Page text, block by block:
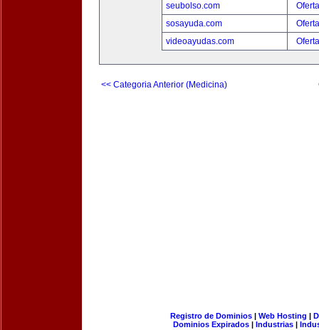
seubolso.com
sosayuda.com
videoayudas.com
<< Categoria Anterior (Medicina)
Registro de Dominios| Web Hosting |
Dominios Expirados | Industrias |